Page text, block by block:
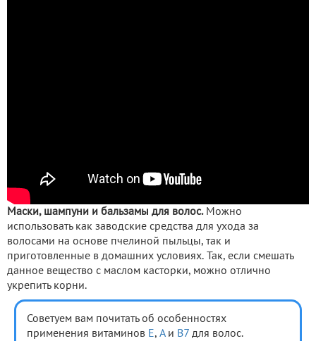
Маски, шампуни и бальзамы для волос.Можно
использовать как заводские средства для ухода за
волосами на основе пчелиной пыльцы, так и
приготовленные в домашних условиях. Так, если смешать
данное вещество с маслом касторки, можно отлично
укрепить корни.
Советуем вам почитать об особенностях
применения витаминов Е , Aи В7 для волос.